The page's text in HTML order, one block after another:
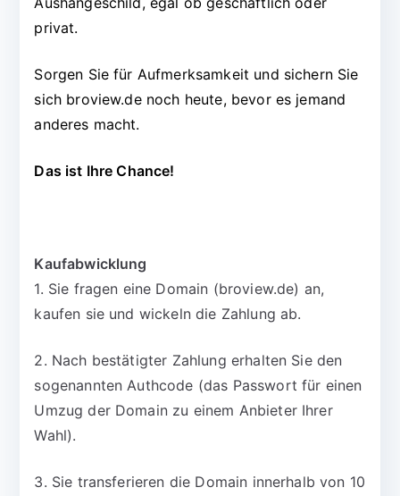
privat.
Sorgen Sie für Aufmerksamkeit und sichern Sie
sich broview.de noch heute, bevor es jemand
anderes macht.
Das ist Ihre Chance!
Kaufabwicklung
1. Sie fragen eine Domain (broview.de) an,
kaufen sie und wickeln die Zahlung ab.
2. Nach bestätigter Zahlung erhalten Sie den
sogenannten Authcode (das Passwort für einen
Umzug der Domain zu einem Anbieter Ihrer
Wahl).
3. Sie transferieren die Domain innerhalb von 10